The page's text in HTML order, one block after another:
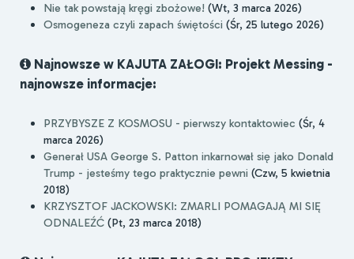
Nie tak powstają kręgi zbożowe! (Wt, 3 marca 2026)
Osmogeneza czyli zapach świętości (Śr, 25 lutego 2026)
Najnowsze w KAJUTA ZAŁOGI: Projekt Messing -
najnowsze informacje:
PRZYBYSZE Z KOSMOSU - pierwszy kontaktowiec (Śr, 4
marca 2026)
Generał USA George S. Patton inkarnował się jako Donald
Trump - jesteśmy tego praktycznie pewni (Czw, 5 kwietnia
2018)
KRZYSZTOF JACKOWSKI: ZMARLI POMAGAJĄ MI SIĘ
ODNALEŹĆ (Pt, 23 marca 2018)